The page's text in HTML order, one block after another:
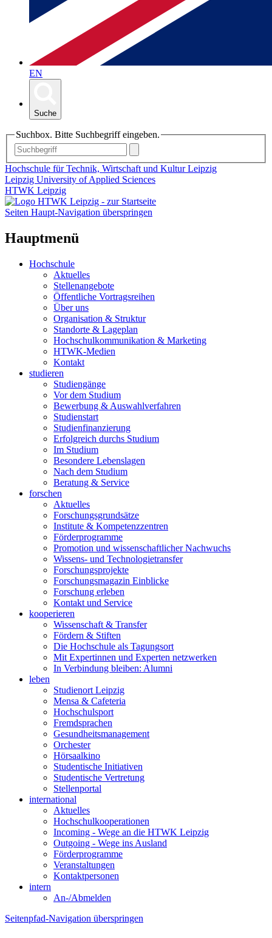
EN
Suche
Suchbox. Bitte Suchbegriff eingeben.
Hochschule für Technik, Wirtschaft und Kultur Leipzig
Leipzig University of Applied Sciences
HTWK Leipzig
Seiten Haupt-Navigation überspringen
Hauptmenü
Hochschule
Aktuelles
Stellenangebote
Öffentliche Vortragsreihen
Über uns
Organisation & Struktur
Standorte & Lageplan
Hochschulkommunikation & Marketing
HTWK-Medien
Kontakt
studieren
Studiengänge
Vor dem Studium
Bewerbung & Auswahlverfahren
Studienstart
Studienfinanzierung
Erfolgreich durchs Studium
Im Studium
Besondere Lebenslagen
Nach dem Studium
Beratung & Service
forschen
Aktuelles
Forschungsgrundsätze
Institute & Kompetenzzentren
Förderprogramme
Promotion und wissenschaftlicher Nachwuchs
Wissens- und Technologietransfer
Forschungsprojekte
Forschungsmagazin Einblicke
Forschung erleben
Kontakt und Service
kooperieren
Wissenschaft & Transfer
Fördern & Stiften
Die Hochschule als Tagungsort
Mit Expertinnen und Experten netzwerken
In Verbindung bleiben: Alumni
leben
Studienort Leipzig
Mensa & Cafeteria
Hochschulsport
Fremdsprachen
Gesundheitsmanagement
Orchester
Hörsaalkino
Studentische Initiativen
Studentische Vertretung
Stellenportal
international
Aktuelles
Hochschulkooperationen
Incoming - Wege an die HTWK Leipzig
Outgoing - Wege ins Ausland
Förderprogramme
Veranstaltungen
Kontaktpersonen
intern
An-/Abmelden
Seitenpfad-Navigation überspringen